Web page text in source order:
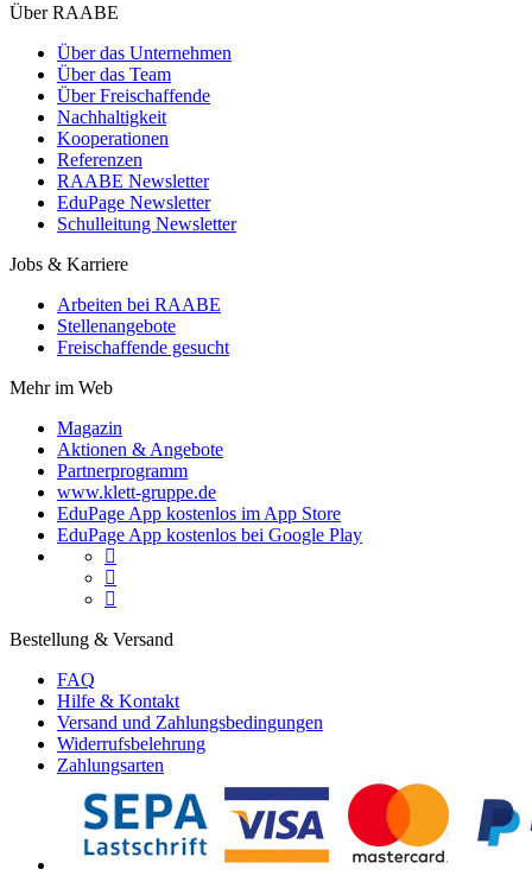
Über RAABE
Über das Unternehmen
Über das Team
Über Freischaffende
Nachhaltigkeit
Kooperationen
Referenzen
RAABE Newsletter
EduPage Newsletter
Schulleitung Newsletter
Jobs & Karriere
Arbeiten bei RAABE
Stellenangebote
Freischaffende gesucht
Mehr im Web
Magazin
Aktionen & Angebote
Partnerprogramm
www.klett-gruppe.de
EduPage App kostenlos im App Store
EduPage App kostenlos bei Google Play



Bestellung & Versand
FAQ
Hilfe & Kontakt
Versand und Zahlungsbedingungen
Widerrufsbelehrung
Zahlungsarten